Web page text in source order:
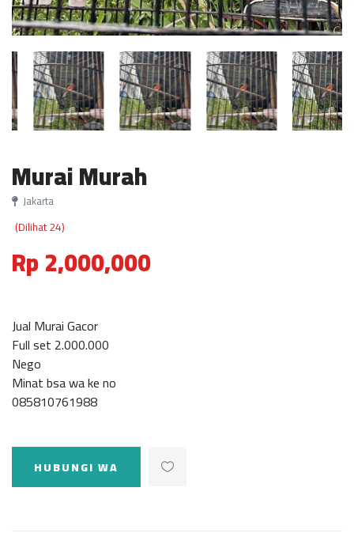
Murai Murah
Jakarta
(Dilihat 24)
Rp 2,000,000
Jual Murai Gacor
Full set 2.000.000
Nego
Minat bsa wa ke no
085810761988
HUBUNGI WA